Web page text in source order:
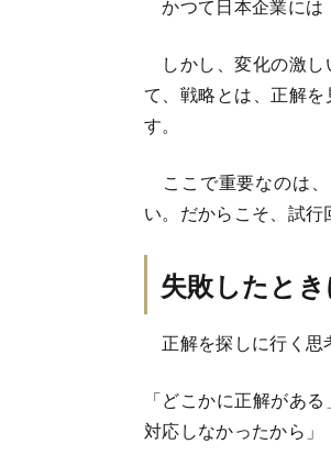
かつて日本企業には
しかし、変化の激し
て、戦略とは、正解
す。
ここで重要なのは
い。だからこそ、試行
失敗したと
正解を探しに行く思
「どこかに正解があ
対応しなかったから」